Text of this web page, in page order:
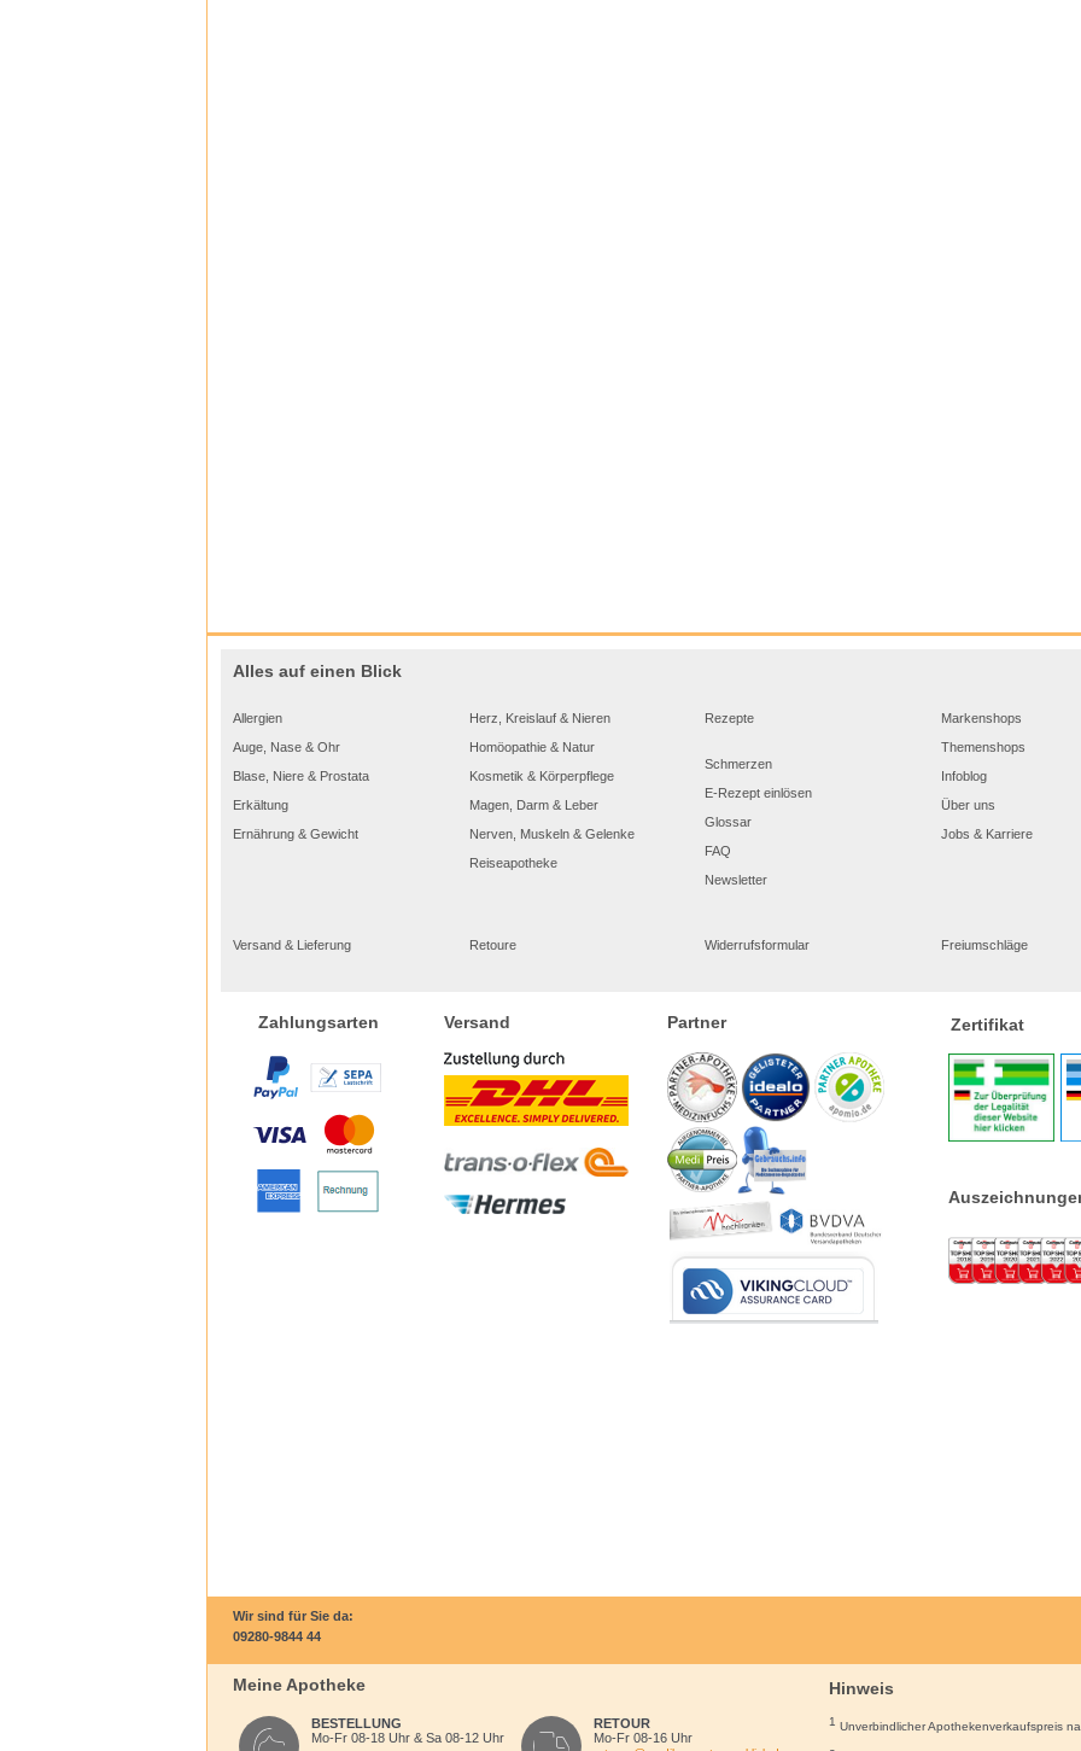
Alles auf einen Blick
Allergien
Auge, Nase & Ohr
Blase, Niere & Prostata
Erkältung
Ernährung & Gewicht
Herz, Kreislauf & Nieren
Homöopathie & Natur
Kosmetik & Körperpflege
Magen, Darm & Leber
Nerven, Muskeln & Gelenke
Reiseapotheke
Rezepte
Schmerzen
E-Rezept einlösen
Glossar
FAQ
Newsletter
Markenshops
Themenshops
Infoblog
Über uns
Jobs & Karriere
Versand & Lieferung Retoure Widerrufsformular Freiumschläge
Zahlungsarten Versand Partner Zertifikat
Wir sind für Sie da:
09280-9844 44
Meine Apotheke
BESTELLUNG
Mo-Fr 08-18 Uhr & Sa 08-12 Uhr
RETOUR
Mo-Fr 08-16 Uhr
Hinweis
1 Unverbindlicher Apothekenverkaufspreis